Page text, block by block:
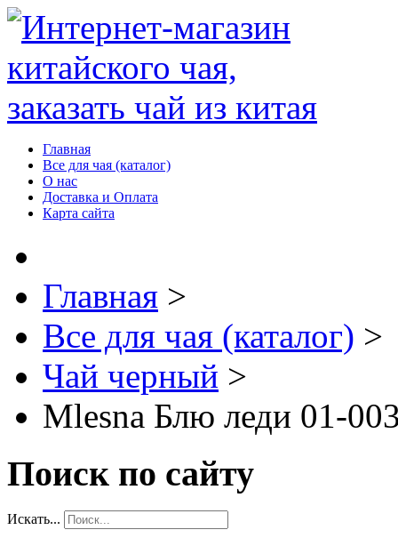
Главная
Все для чая (каталог)
О нас
Доставка и Оплата
Карта сайта
Главная >
Все для чая (каталог) >
Чай черный >
Mlesna Блю леди 01-
Поиск по сайту
Искать...